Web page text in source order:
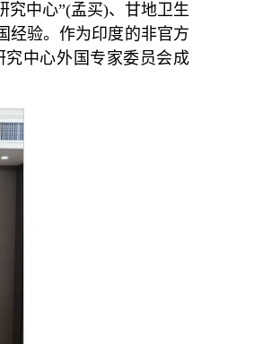
究中心”(孟买)、甘地卫生
经验。作为印度的非官方
究中心外国专家委员会成